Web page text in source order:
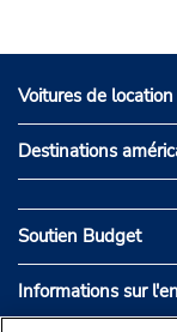
Voitures de
Destinations
Soutien Budget
Informations sur